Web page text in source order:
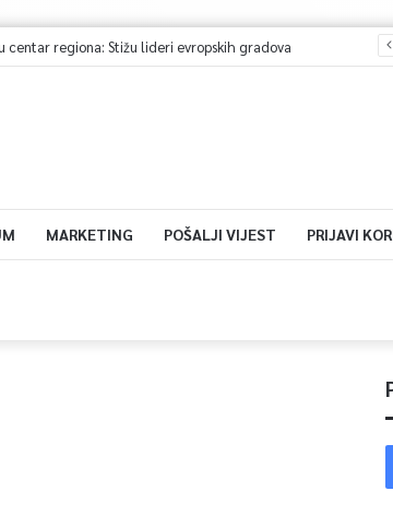
regiona: Stižu lideri evropskih gradova
MARKETING POŠALJI VIJEST PRIJAVI